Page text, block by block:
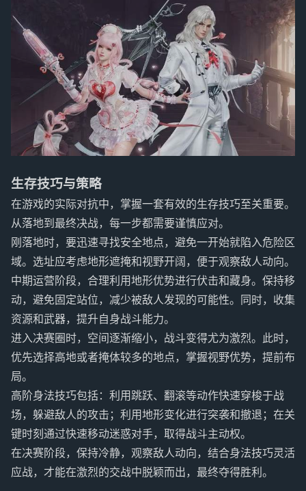
生存技巧与策略
在游戏的实际对抗中，掌握一套有效的生存技巧至关重要。
从落地到最终决战，每一步都需要谨慎应对。
刚落地时，要迅速寻找安全地点，避免一开始就陷入危险区
域。选址应考虑地形遮掩和视野开阔，便于观察敌人动向。
中期运营阶段，合理利用地形优势进行伏击和藏身。保持移
动，避免固定站位，减少被敌人发现的可能性。同时，收集
资源和武器，提升自身战斗能力。
进入决赛圈时，空间逐渐缩小，战斗变得尤为激烈。此时，
优先选择高地或者掩体较多的地点，掌握视野优势，提前布
局。
高阶身法技巧包括：利用跳跃、翻滚等动作快速穿梭于战
场，躲避敌人的攻击；利用地形变化进行突袭和撤退；在关
键时刻通过快速移动迷惑对手，取得战斗主动权。
在决赛阶段，保持冷静，观察敌人动向，结合身法技巧灵活
应战，才能在激烈的交战中脱颖而出，最终夺得胜利。